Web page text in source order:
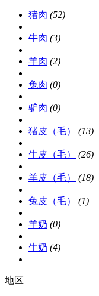
猪肉 (52)
牛肉 (3)
羊肉 (2)
兔肉 (0)
驴肉 (0)
猪皮（毛） (13)
牛皮（毛） (26)
羊皮（毛） (18)
兔皮（毛） (1)
羊奶 (0)
牛奶 (4)
地区